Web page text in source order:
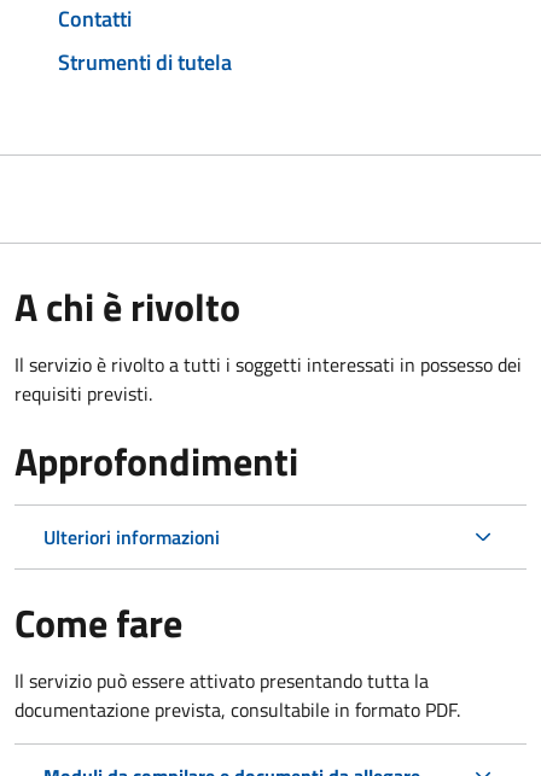
Contatti
Strumenti di tutela
A chi è rivolto
Il servizio è rivolto a tutti i soggetti interessati in possesso dei
requisiti previsti.
Approfondimenti
Ulteriori informazioni
Come fare
Il servizio può essere attivato presentando tutta la
documentazione prevista, consultabile in formato PDF.